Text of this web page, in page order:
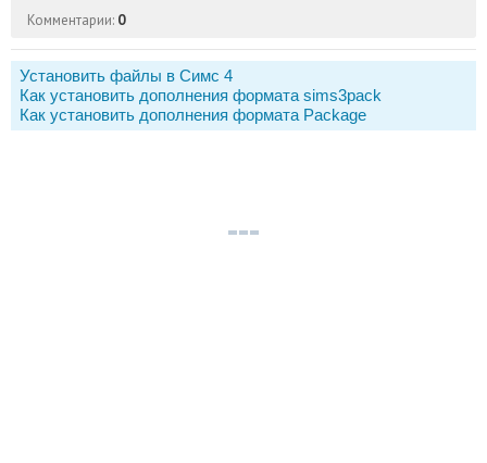
Комментарии: 0
Установить файлы в Симс 4
Как установить дополнения формата sims3pack
Как установить дополнения формата Package